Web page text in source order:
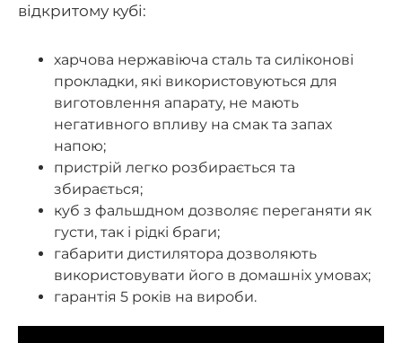
відкритому кубі:
харчова нержавіюча сталь та силіконові
прокладки, які використовуються для
виготовлення апарату, не мають
негативного впливу на смак та запах
напою;
пристрій легко розбирається та
збирається;
куб з фальшдном дозволяє переганяти як
густи, так і рідкі браги;
габарити дистилятора дозволяють
використовувати його в домашніх умовах;
гарантія 5 років на вироби.